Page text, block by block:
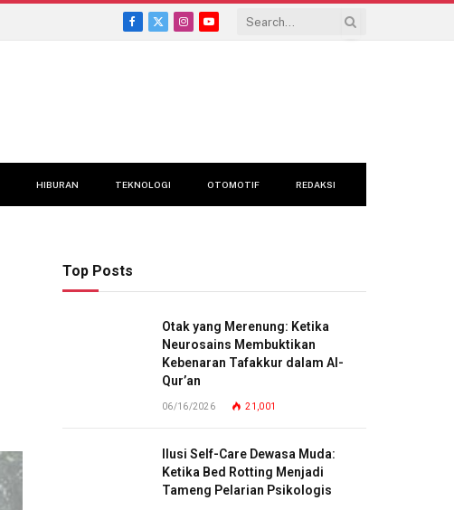
Facebook
X
InstagramYouTube
HIBURAN TEKNOLOGI OTOMOTIF REDAKSI
Top Posts
Otak yang Merenung: Ketika
Neurosains Membuktikan
Kebenaran Tafakkur dalam Al-
Qur’an
06/16/2026 21,001
Ilusi Self-Care Dewasa Muda:
Ketika Bed Rotting Menjadi
Tameng Pelarian Psikologis